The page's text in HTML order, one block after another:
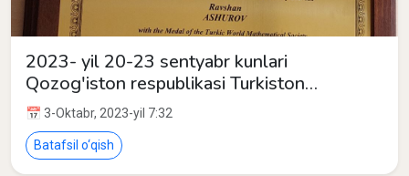
2023- yil 20-23 sentyabr kunlari
Qozog'iston respublikasi Turkiston
viloyatida o'tkazilgan Turk Dunyosi
Matematika Jamiyatining (TWMS) VII
butunjahon kongresi
📅 3-Oktabr, 2023-yil 7:32
Batafsil o‘qish